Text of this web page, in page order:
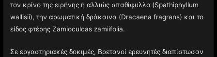
τον κρίνο της ειρήνης ή αλλιώς σπαθίφυλλο (Spathiphyllum
wallisii), την αρωματική δράκαινα (Dracaena fragrans) και το
είδος φτέρης Zamioculcas zamiifolia.
Σε εργαστηριακές δοκιμές, Βρετανοί ερευνητές διαπίστωσαν